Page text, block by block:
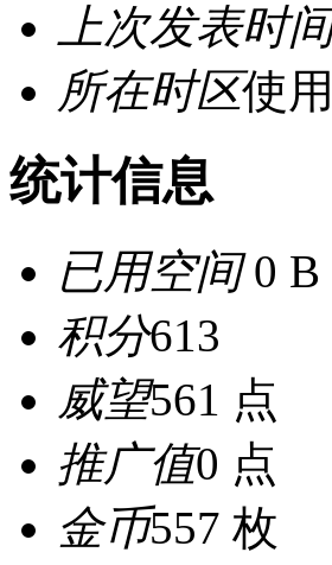
上次发表时
所在时区使
统计信息
已用空间0 B
积分613
威望561 点
推广值0 点
金币557 枚